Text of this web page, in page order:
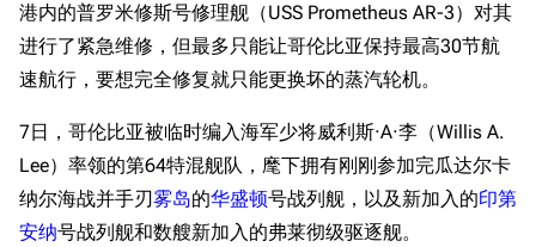
港内的普罗米修斯号修理舰（USS Prometheus AR-3）对其
进行了紧急维修，但最多只能让哥伦比亚保持最高30节航
速航行，要想完全修复就只能更换坏的蒸汽轮机。
7日，哥伦比亚被临时编入海军少将威利斯·A·李（Willis A.
Lee）率领的第64特混舰队，麾下拥有刚刚参加完瓜达尔卡
纳尔海战并手刃雾岛的华盛顿号战列舰，以及新加入的印第
安纳号战列舰和数艘新加入的弗莱彻级驱逐舰。